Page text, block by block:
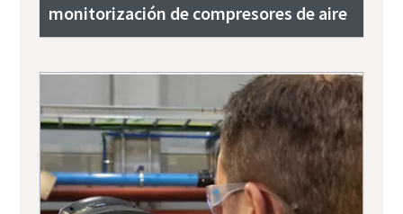
monitorización de compresores de aire